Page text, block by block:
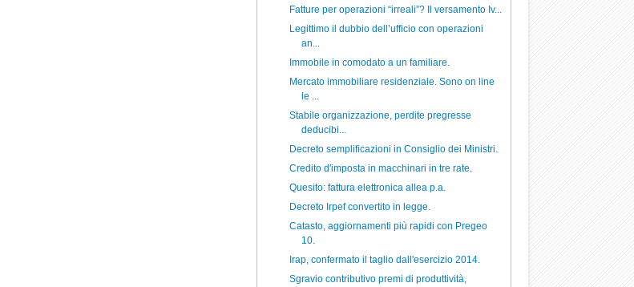
Fatture per operazioni “irreali”? Il versamento Iv...
Legittimo il dubbio dell’ufficio con operazioni
an...
Immobile in comodato a un familiare.
Mercato immobiliare residenziale. Sono on line
le ...
Stabile organizzazione, perdite pregresse
deducibi...
Decreto semplificazioni in Consiglio dei Ministri.
Credito d'imposta in macchinari in tre rate.
Quesito: fattura elettronica allea p.a.
Decreto Irpef convertito in legge.
Catasto, aggiornamenti più rapidi con Pregeo
10.
Irap, confermato il taglio dall'esercizio 2014.
Sgravio contributivo premi di produttività,